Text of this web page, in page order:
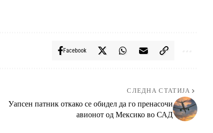
Facebook
СЛЕДНА СТАТИЈА
Уапсен патник откако се обидел да го пренасочи
авионот од Мексико во САД